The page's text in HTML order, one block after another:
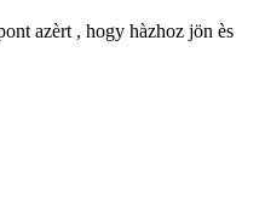
azèrt , hogy hàzhoz jön ès